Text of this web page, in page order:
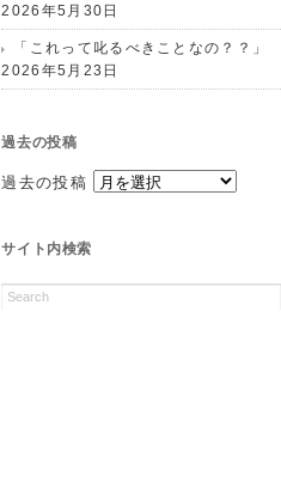
2026年5月30日
「これって叱るべきことなの？？」
2026年5月23日
過去の投稿
過去の投稿
サイト内検索